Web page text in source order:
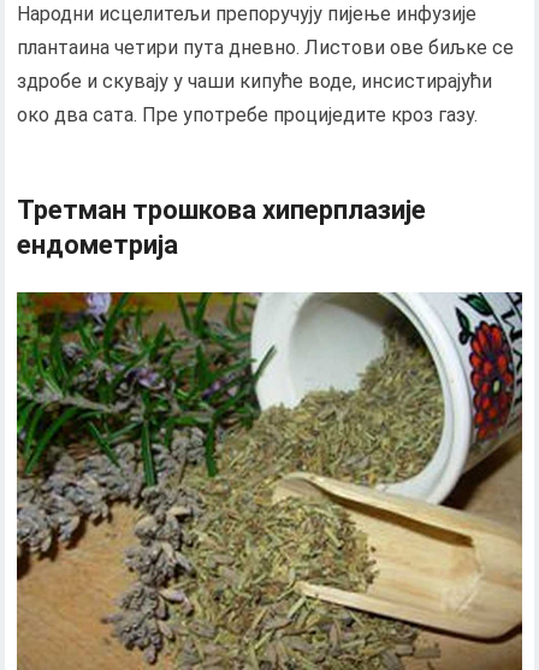
Народни исцелитељи препоручују пијење инфузије
плантаина четири пута дневно. Листови ове биљке се
здробе и скувају у чаши кипуће воде, инсистирајући
око два сата. Пре употребе проциједите кроз газу.
Третман трошкова хиперплазије
ендометрија